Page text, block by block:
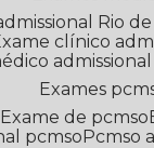
Rio
Exame clínico
admissional
Exames
Exame de pcmso
pcmso Pcmso